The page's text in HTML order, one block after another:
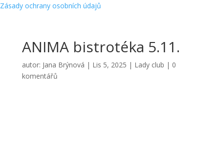
Zásady ochrany osobních údajů
ANIMA bistrotéka 5.11.
autor: Jana Brýnová | Lis 5, 2025 | Lady club | 0
komentářů